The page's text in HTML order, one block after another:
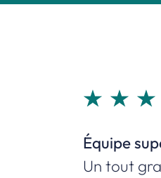
Excellente
Équipe
Un tout
Je